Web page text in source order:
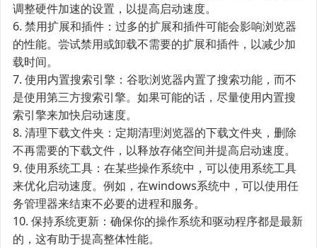
调整硬件加速的设置，以提高启动速度。
6. 禁用扩展和插件：过多的扩展和插件可能会影响浏览器
的性能。尝试禁用或卸载不需要的扩展和插件，以减少加
载时间。
7. 使用内置搜索引擎：谷歌浏览器内置了搜索功能，而不
是使用第三方搜索引擎。如果可能的话，尽量使用内置搜
索引擎来加快启动速度。
8. 清理下载文件夹：定期清理浏览器的下载文件夹，删除
不再需要的下载文件，以释放存储空间并提高启动速度。
9. 使用系统工具：在某些操作系统中，可以使用系统工具
来优化启动速度。例如，在windows系统中，可以使用任
务管理器来结束不必要的进程和服务。
10. 保持系统更新：确保你的操作系统和驱动程序都是最新
的，这有助于提高整体性能。